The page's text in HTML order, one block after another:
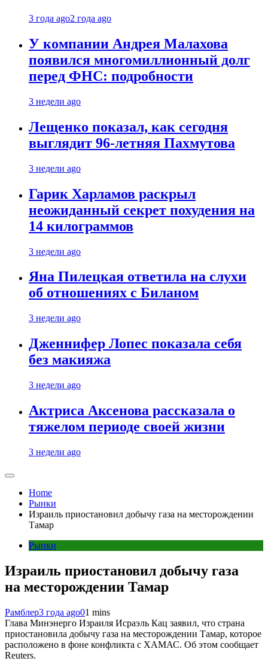
3 года ago2 года ago
У компании Андрея Малахова
появился многомиллионный долг
перед ФНС: подробности
3 недели ago
Лещенко показал, как сегодня
выглядит 96-летняя Пахмутова
3 недели ago
Гарик Харламов раскрыл
неожиданный секрет похудения на
14 килограммов
3 недели ago
Яна Пилецкая ответила на слухи
об отношениях с Биланом
3 недели ago
Дженнифер Лопес показала себя
без макияжа
3 недели ago
Актриса Аксенова рассказала о
тяжелом периоде своей жизни
3 недели ago
Home
Рынки
Израиль приостановил добычу газа на месторождении
Тамар
Рынки
Израиль приостановил добычу газа
на месторождении Тамар
Рамблер3 года ago01 mins
Глава Минэнерго Израиля Исраэль Кац заявил, что страна
приостановила добычу газа на месторождении Тамар, которое
расположено в фоне конфликта с ХАМАС. Об этом сообщает
Reuters.